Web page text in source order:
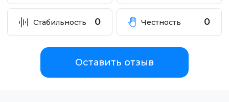
Оставить отзыв
Стабильность 0 Честность 0